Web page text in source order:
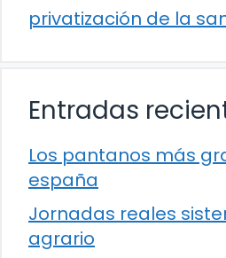
privatización de la
Entradas
Los pantanos más
españa
Jornadas reales
agrario